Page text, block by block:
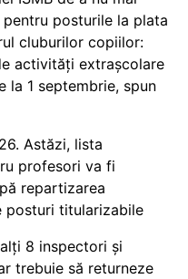
posturile la plata
cluburilor copiilor:
activități extrașcolare
la 1 septembrie, spun
Astăzi, lista
profesori va fi
repartizarea
posturi titularizabile
8 inspectori și
trebuie să returneze